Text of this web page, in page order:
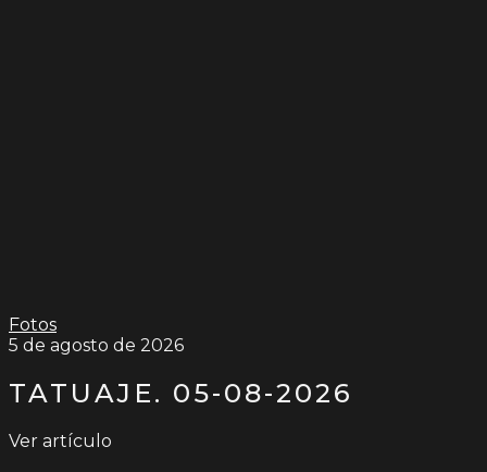
Fotos
5 de agosto de 2026
TATUAJE. 05-08-2026
Ver artículo